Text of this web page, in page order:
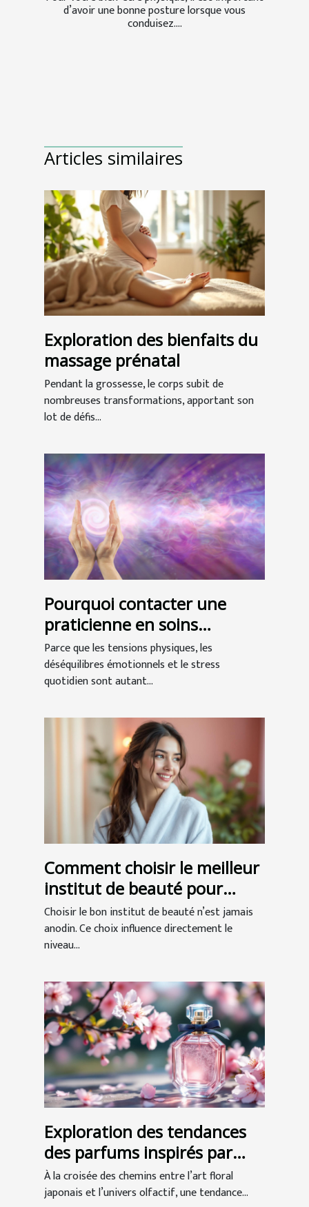
d’avoir une bonne posture lorsque vous
conduisez....
Articles similaires
Exploration des bienfaits du
massage prénatal
Pendant la grossesse, le corps subit de
nombreuses transformations, apportant son
lot de défis...
Pourquoi contacter une
praticienne en soins
énergétiques ?
Parce que les tensions physiques, les
déséquilibres émotionnels et le stress
quotidien sont autant...
Comment choisir le meilleur
institut de beauté pour
votre bien-être ?
Choisir le bon institut de beauté n’est jamais
anodin. Ce choix influence directement le
niveau...
Exploration des tendances
des parfums inspirés par
l'art floral japonais
À la croisée des chemins entre l’art floral
japonais et l’univers olfactif, une tendance...